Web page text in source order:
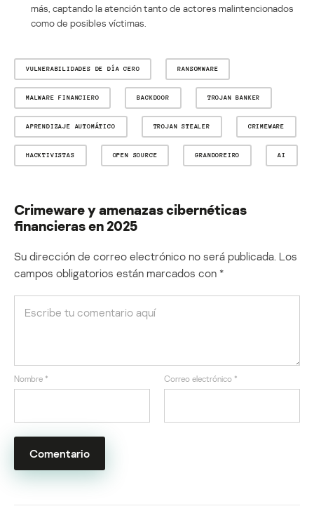
más, captando la atención tanto de actores malintencionados
como de posibles víctimas.
VULNERABILIDADES DE DÍA CERO RANSOMWARE
MALWARE FINANCIERO BACKDOOR TROJAN BANKER
APRENDIZAJE AUTOMÁTICO TROJAN STEALER CRIMEWARE
HACKTIVISTAS OPEN SOURCE GRANDOREIRO AI
Crimeware y amenazas cibernéticas
financieras en 2025
Su dirección de correo electrónico no será publicada. Los
campos obligatorios están marcados con *
Nombre * Correo electrónico *